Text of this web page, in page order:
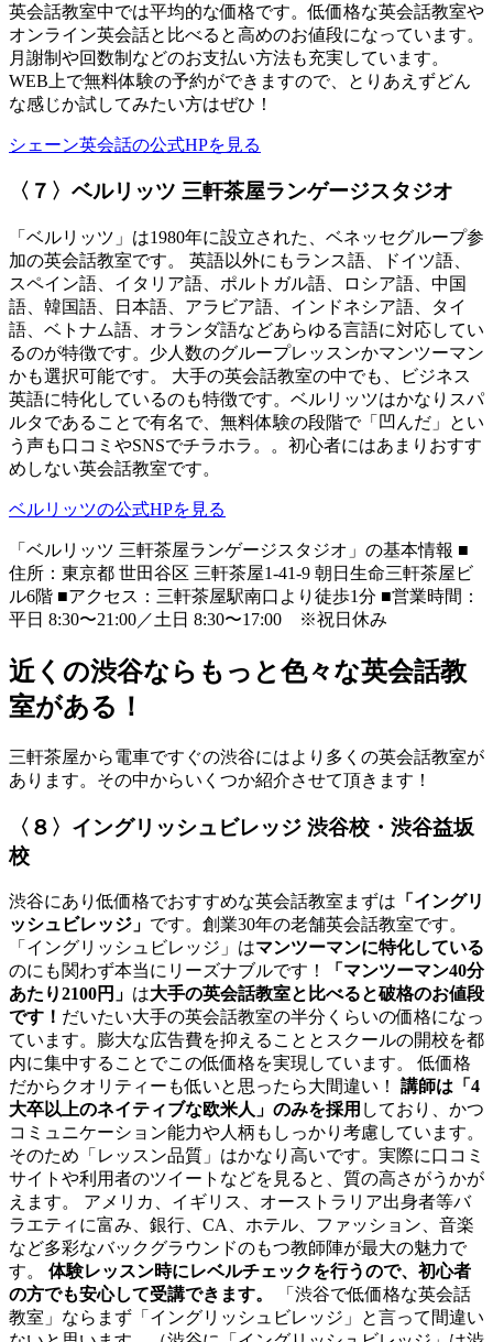
英会話教室中では平均的な価格です。低価格な英会話教室や
オンライン英会話と比べると高めのお値段になっています。
月謝制や回数制などのお支払い方法も充実しています。
WEB上で無料体験の予約ができますので、とりあえずどん
な感じか試してみたい方はぜひ！
シェーン英会話の公式HPを見る
〈７〉ベルリッツ 三軒茶屋ランゲージスタジオ
「ベルリッツ」は1980年に設立された、ベネッセグループ参
加の英会話教室です。 英語以外にもランス語、ドイツ語、
スペイン語、イタリア語、ポルトガル語、ロシア語、中国
語、韓国語、日本語、アラビア語、インドネシア語、タイ
語、ベトナム語、オランダ語などあらゆる言語に対応してい
るのが特徴です。少人数のグループレッスンかマンツーマン
かも選択可能です。 大手の英会話教室の中でも、ビジネス
英語に特化しているのも特徴です。ベルリッツはかなりスパ
ルタであることで有名で、無料体験の段階で「凹んだ」とい
う声も口コミやSNSでチラホラ。。初心者にはあまりおすす
めしない英会話教室です。
ベルリッツの公式HPを見る
「ベルリッツ 三軒茶屋ランゲージスタジオ」の基本情報 ■
住所：東京都 世田谷区 三軒茶屋1-41-9 朝日生命三軒茶屋ビ
ル6階 ■アクセス：三軒茶屋駅南口より徒歩1分 ■営業時間：
平日 8:30〜21:00／土日 8:30〜17:00 ※祝日休み
近くの渋谷ならもっと色々な英会話教
室がある！
三軒茶屋から電車ですぐの渋谷にはより多くの英会話教室が
あります。その中からいくつか紹介させて頂きます！
〈８〉イングリッシュビレッジ 渋谷校・渋谷益坂
校
渋谷にあり低価格でおすすめな英会話教室まずは 「イングリ
ッシュビレッジ」 です。創業30年の老舗英会話教室です。
「イングリッシュビレッジ」はマンツーマンに特化している
のにも関わず本当にリーズナブルです！
「マンツーマン40分
あたり2100円」 は大手の英会話教室と比べると破格のお値段
です！ だいたい大手の英会話教室の半分くらいの価格になっ
ています。膨大な広告費を抑えることとスクールの開校を都
内に集中することでこの低価格を実現しています。 低価格
だからクオリティーも低いと思ったら大間違い！ 講師は「4
大卒以上のネイティブな欧米人」のみを採用 しており、かつ
コミュニケーション能力や人柄もしっかり考慮しています。
そのため「レッスン品質」はかなり高いです。実際に口コミ
サイトや利用者のツイートなどを見ると、質の高さがうかが
えます。 アメリカ、イギリス、オーストラリア出身者等バ
ラエティに富み、銀行、CA、ホテル、ファッション、音楽
など多彩なバックグラウンドのもつ教師陣が最大の魅力で
す。 体験レッスン時にレベルチェックを行うので、初心者
の方でも安心して受講できます。
「渋谷で低価格な英会話
教室」ならまず「イングリッシュビレッジ」と言って間違い